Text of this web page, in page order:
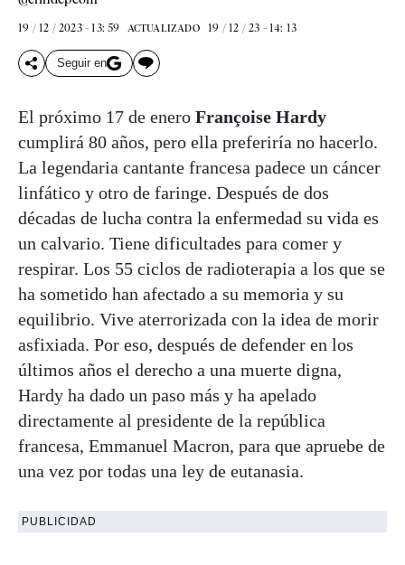
19 / 12 / 2023 - 13: 59 ACTUALIZADO 19 / 12 / 23 - 14: 13
Seguir en
El próximo 17 de enero Françoise Hardy
cumplirá 80 años, pero ella preferiría no hacerlo.
La legendaria cantante francesa padece un cáncer
linfático y otro de faringe. Después de dos
décadas de lucha contra la enfermedad su vida es
un calvario. Tiene dificultades para comer y
respirar. Los 55 ciclos de radioterapia a los que se
ha sometido han afectado a su memoria y su
equilibrio. Vive aterrorizada con la idea de morir
asfixiada. Por eso, después de defender en los
últimos años el derecho a una muerte digna,
Hardy ha dado un paso más y ha apelado
directamente al presidente de la república
francesa, Emmanuel Macron, para que apruebe de
una vez por todas una ley de eutanasia.
PUBLICIDAD